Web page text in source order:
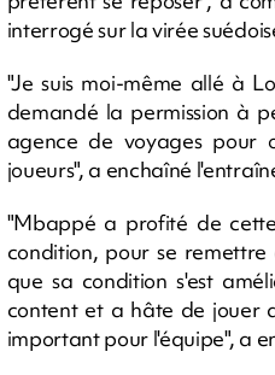
interrogé sur la virée
"Je suis moi-même allé à
demandé la permission à
agence de voyages pour
joueurs", a enchaîné
"Mbappé a profité de
condition, pour se remettre
que sa condition s'est
content et a hâte de jouer
important pour l'équipe", a